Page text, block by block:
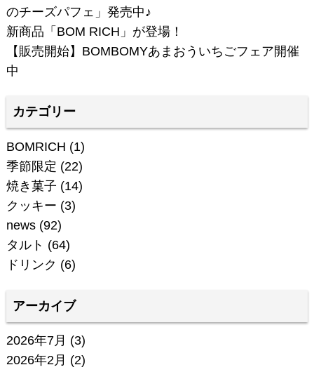
のチーズパフェ」発売中♪
新商品「BOM RICH」が登場！
【販売開始】BOMBOMYあまおういちごフェア開催
中
カテゴリー
BOMRICH (1)
季節限定 (22)
焼き菓子 (14)
クッキー (3)
news(92)
タルト (64)
ドリンク (6)
アーカイブ
2026年7月 (3)
2026年2月 (2)